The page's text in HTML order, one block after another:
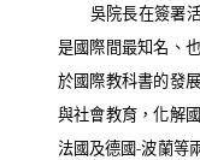
吳院長在簽署
是國際間最知名、
於國際教科書的發
與社會教育，化解
法國及德國-波蘭等